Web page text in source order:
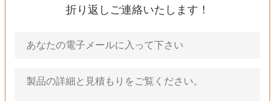
折り返しご連絡いたします！